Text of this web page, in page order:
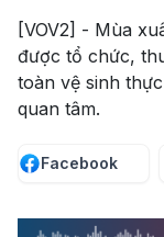
[VOV2] - Mùa
được tổ chức,
toàn vệ sinh
quan tâm.
Facebook